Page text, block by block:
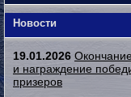
Новости
19.01.2026
и награждение
призеров